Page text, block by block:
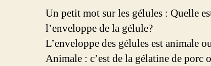
Un petit mot sur les gélules : Quelle
l’enveloppe de la gélule?
L’enveloppe des gélules est animale
Animale : c’est de la gélatine de porc